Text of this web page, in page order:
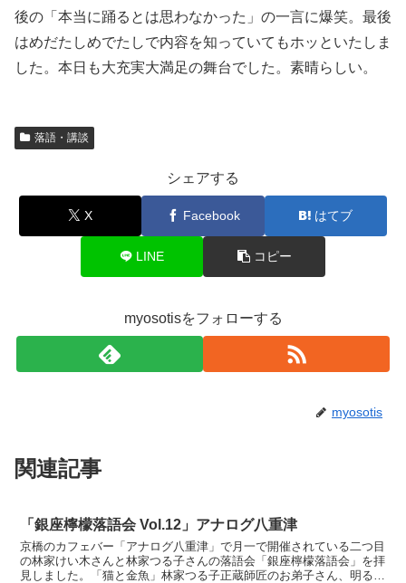
後の「本当に踊るとは思わなかった」の一言に爆笑。最後
はめだたしめでたしで内容を知っていてもホッといたしま
した。本日も大充実大満足の舞台でした。素晴らしい。
落語・講談
シェアする
X Facebook はてブ
LINE コピー
myosotisをフォローする
myosotis
関連記事
「銀座檸檬落語会 Vol.12」アナログ八重津
京橋のカフェバー「アナログ八重津」で月一で開催されている二つ目
の林家けい木さんと林家つる子さんの落語会「銀座檸檬落語会」を拝
見しました。「猫と金魚」林家つる子正蔵師匠のお弟子さん、明るい